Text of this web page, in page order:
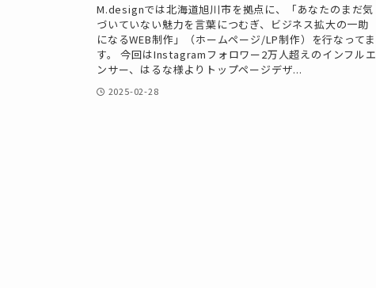
M.designでは北海道旭川市を拠点に、「あなたのまだ気
づいていない魅力を言葉につむぎ、ビジネス拡大の一助
になるWEB制作」（ホームページ/LP制作）を行なってま
す。 今回はInstagramフォロワー2万人超えのインフルエ
ンサー、はるな様よりトップページデザ...
2025-02-28